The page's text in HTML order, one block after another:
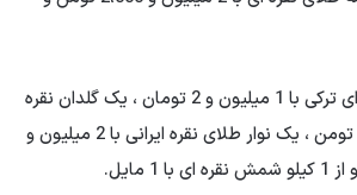
قیمت یک موکان نقره ای ترکی با 1 میلیون و 2 تومان ، یک گلدان نقره
ای با 2 میلیون و 7000 تومن ، یک نوار طلای نقره ایرانی با 2 میلیون و